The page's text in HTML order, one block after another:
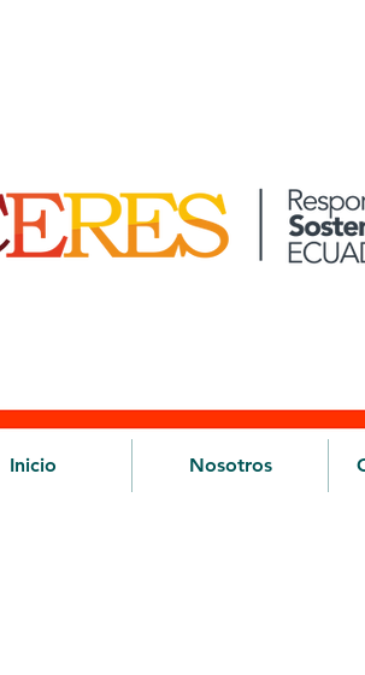
Inicio Nosotros